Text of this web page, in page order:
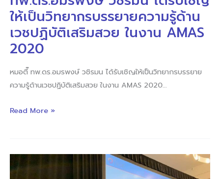
ให้เป็นวิทยากรบรรยายความรู้ด้าน
เวชปฏิบัติเสริมสวย ในงาน AMAS
2020
หมอตี๊ ทพ.ดร.อมรพงษ์ วชิรมน ได้รับเชิญให้เป็นวิทยากรบรรยาย
ความรู้ด้านเวชปฏิบัติเสริมสวย ในงาน AMAS 2020…
ด้าน
เวช
ปฏิบัติ
เสริม
ใน
งาน
2020
Read More »
รพงษ์